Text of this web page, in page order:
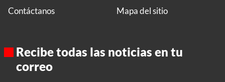
Contáctanos Mapa del sitio
Recibe todas las noticias en tu
correo